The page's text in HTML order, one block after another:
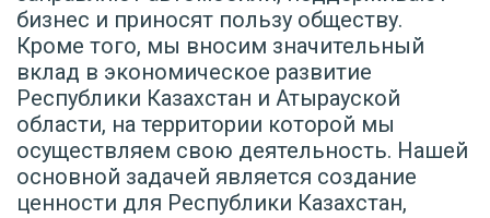
бизнес и приносят пользу обществу.
Кроме того, мы вносим значительный
вклад в экономическое развитие
Республики Казахстан и Атырауской
области, на территории которой мы
осуществляем свою деятельность. Нашей
основной задачей является создание
ценности для Республики Казахстан,